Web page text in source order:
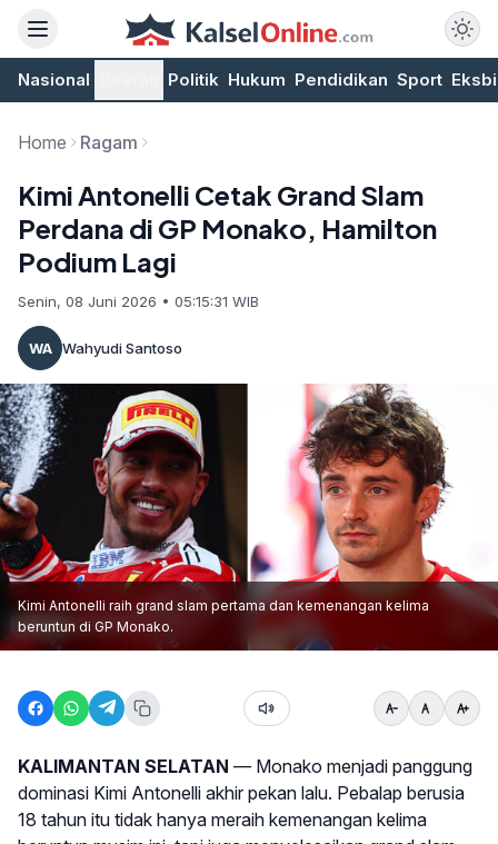
Nasional Politik Hukum Pendidikan Sport
Home Ragam
Kimi Antonelli Cetak Grand Slam
Perdana di GP Monako, Hamilton
Podium Lagi
Senin, 08 Juni 2026 • 05:15:31 WIB
WA Wahyudi Santoso
Kimi Antonelli raih grand slam pertama dan kemenangan kelima
beruntun di GP Monako.
KALIMANTAN SELATAN — Monako menjadi panggung
dominasi Kimi Antonelli akhir pekan lalu. Pebalap berusia
18 tahun itu tidak hanya meraih kemenangan kelima